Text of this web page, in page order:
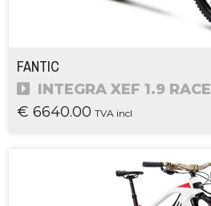
FANTIC
INTEGRA XEF 1.9 RACE
€ 6640.00 TVA incl